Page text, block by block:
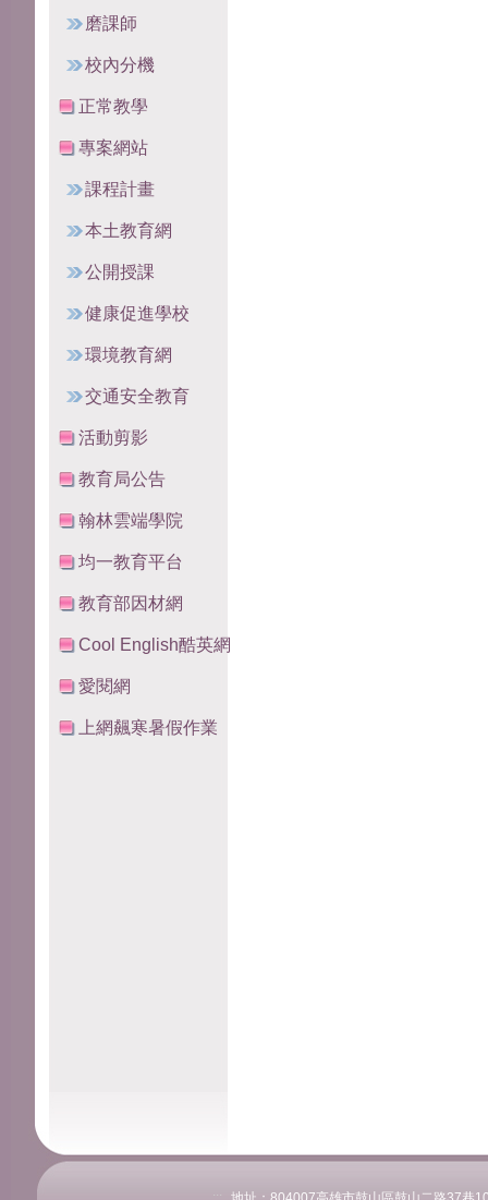
磨課師
校內分機
正常教學
專案網站
課程計畫
本土教育網
公開授課
健康促進學校
環境教育網
交通安全教育
活動剪影
教育局公告
翰林雲端學院
均一教育平台
教育部因材網
Cool English酷英網
愛閱網
上網飆寒暑假作業